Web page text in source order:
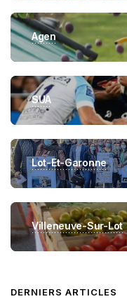
Agen
SUA
Lot-Et-Garonne
Villeneuve-Sur-Lot
DERNIERS ARTICLES